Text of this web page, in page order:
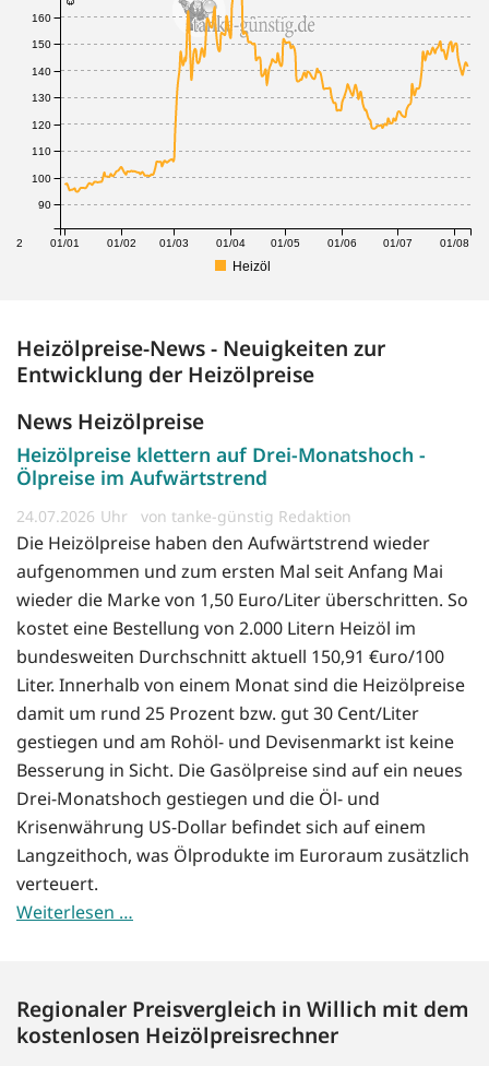
12 01/01 01/02 01/03 01/04 01/05 01/06 01/07 01/08
90
100
110
120
130
140
150
160
Heizöl
Heizölpreise-News - Neuigkeiten zur
Entwicklung der Heizölpreise
News Heizölpreise
Heizölpreise klettern auf Drei-Monatshoch -
Ölpreise im Aufwärtstrend
24.07.2026 von tanke-günstig Redaktion
Die Heizölpreise haben den Aufwärtstrend wieder
aufgenommen und zum ersten Mal seit Anfang Mai
wieder die Marke von 1,50 Euro/Liter überschritten. So
kostet eine Bestellung von 2.000 Litern Heizöl im
bundesweiten Durchschnitt aktuell 150,91 €uro/100
Liter. Innerhalb von einem Monat sind die Heizölpreise
damit um rund 25 Prozent bzw. gut 30 Cent/Liter
gestiegen und am Rohöl- und Devisenmarkt ist keine
Besserung in Sicht. Die Gasölpreise sind auf ein neues
Drei-Monatshoch gestiegen und die Öl- und
Krisenwährung US-Dollar befindet sich auf einem
Langzeithoch, was Ölprodukte im Euroraum zusätzlich
verteuert.
Weiterlesen …
Regionaler Preisvergleich in Willich mit dem
kostenlosen Heizölpreisrechner